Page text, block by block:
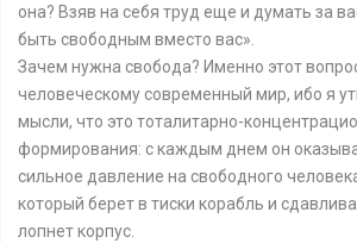
она? Взяв на себя труд еще и думать за
быть свободным вместо вас».
Зачем нужна свобода? Именно этот
человеческому современный мир, ибо я
мысли, что это тоталитарно-
формирования: с каждым днем он
сильное давление на свободного
который берет в тиски корабль и
лопнет корпус.